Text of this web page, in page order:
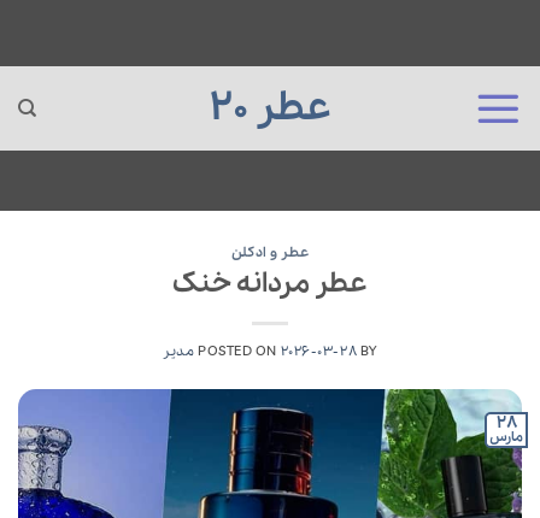
عطر 20
عطر و ادکلن
عطر مردانه خنک
POSTED ON 2026-03-28BY مدیر
28
مارس